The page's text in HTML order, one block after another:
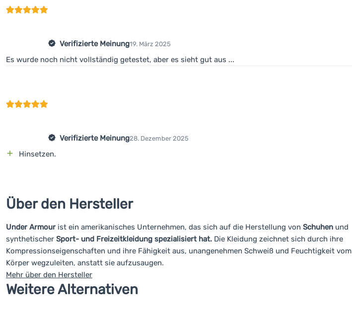
Es wurde noch nicht vollständig getestet, aber es sieht gut aus ...
Verifizierte Meinung19. März 2025
Hinsetzen.
Verifizierte Meinung28. Dezember 2025
Über den Hersteller
Under Armourist ein amerikanisches Unternehmen, das sich auf die Herstellung von Schuhen und
synthetischer Sport- und Freizeitkleidung spezialisiert hat. Die Kleidung zeichnet sich durch ihre
Kompressionseigenschaften und ihre Fähigkeit aus, unangenehmen Schweiß und Feuchtigkeit vom
Körper wegzuleiten, anstatt sie aufzusaugen.
Mehr über den Hersteller
Weitere Alternativen